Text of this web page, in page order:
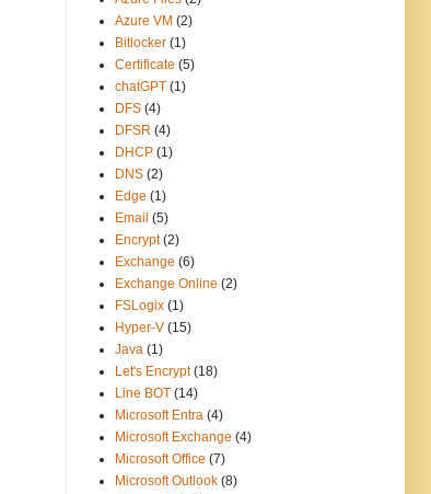
Azure VM (2)
Bitlocker (1)
Certificate (5)
chatGPT (1)
DFS (4)
DFSR (4)
DHCP (1)
DNS (2)
Edge (1)
Email (5)
Encrypt (2)
Exchange (6)
Exchange Online (2)
FSLogix (1)
Hyper-V (15)
Java (1)
Let's Encrypt (18)
Line BOT (14)
Microsoft Entra (4)
Microsoft Exchange (4)
Microsoft Office (7)
Microsoft Outlook (8)